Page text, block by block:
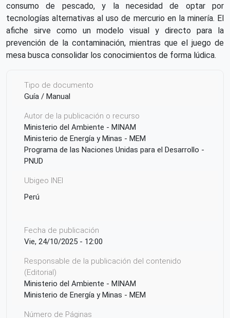
consumo de pescado, y la necesidad de optar por
tecnologías alternativas al uso de mercurio en la minería. El
afiche sirve como un modelo visual y directo para la
prevención de la contaminación, mientras que el juego de
mesa busca consolidar los conocimientos de forma lúdica.
Tipo de documento
Guía / Manual
Autor de la publicación o recurso
Ministerio del Ambiente - MINAM
Ministerio de Energía y Minas - MEM
Programa de las Naciones Unidas para el Desarrollo -
PNUD
Ubigeo INEI
Perú
Fecha de publicación
Vie, 24/10/2025 - 12:00
Responsable de la publicación del contenido
(Editorial)
Ministerio del Ambiente - MINAM
Ministerio de Energía y Minas - MEM
Número de Páginas